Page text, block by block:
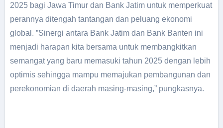
2025 bagi Jawa Timur dan Bank Jatim untuk memperkuat
perannya ditengah tantangan dan peluang ekonomi
global. ”Sinergi antara Bank Jatim dan Bank Banten ini
menjadi harapan kita bersama untuk membangkitkan
semangat yang baru memasuki tahun 2025 dengan lebih
optimis sehingga mampu memajukan pembangunan dan
perekonomian di daerah masing-masing,” pungkasnya.